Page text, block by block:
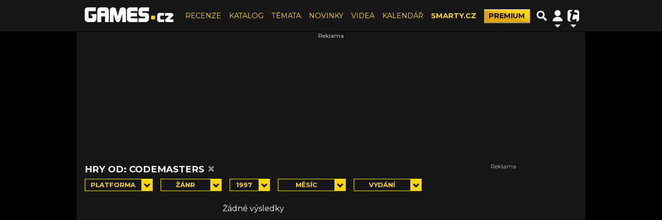
RECENZE KATALOG TÉMATA NOVINKY VIDEA KALENDÁŘ SMARTY.CZ PREMIUM
HRY OD: CODEMASTERS ×
PLATFORMA ŽÁNR 1997 MĚSÍC VYDÁNÍ
Žádné výsledky